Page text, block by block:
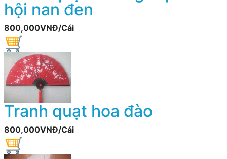
hội nan đen
800,000VNĐ/Cái
Tranh quạt hoa đào
800,000VNĐ/Cái